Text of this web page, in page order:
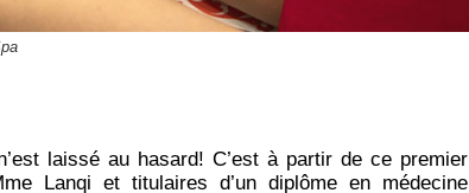
laissé au hasard! C’est à partir de ce premier
Lanqi et titulaires d’un diplôme en médecine